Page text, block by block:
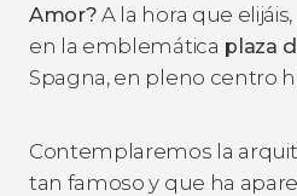
Amor? A la hora que
en la emblemática plaza
Spagna, en pleno centro
Contemplaremos la
tan famoso y que ha